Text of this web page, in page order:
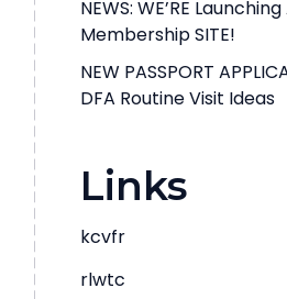
NEWS: WE’RE
Membership SITE!
NEW PASSPORT
DFA Routine Visit Ideas
Links
kcvfr
rlwtc